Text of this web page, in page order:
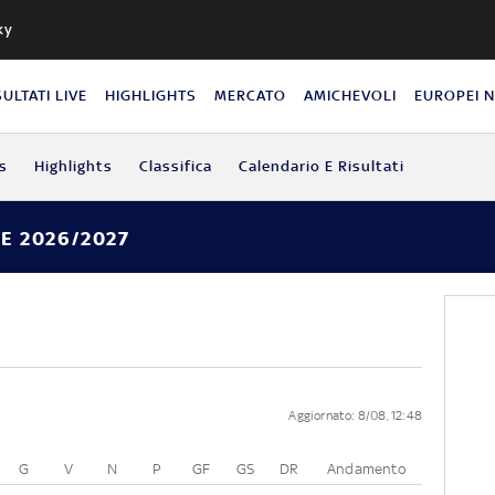
LIVE HIGHLIGHTS MERCATO AMICHEVOLI EUROPEI
Highlights Classifica Calendario E Risultati
2026/2027
Aggiornato: 8/08, 12:48
G V N P GF GS DR Andamento